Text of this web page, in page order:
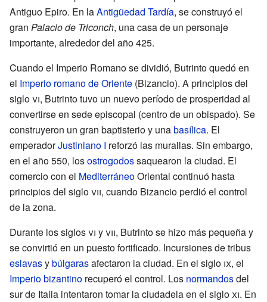
Antiguo Epiro. En laAntigüedad Tardía, se construyó el
gran Palacio de Triconch, una casa de un personaje
importante, alrededor del año 425.
Cuando el Imperio Romano se dividió, Butrinto quedó en
el Imperio romano de Oriente (Bizancio). A principios del
siglovi, Butrinto tuvo un nuevo período de prosperidad al
convertirse en sede episcopal (centro de un obispado). Se
construyeron un gran baptisterio y unabasílica. El
emperadorJustiniano I reforzó las murallas. Sin embargo,
en el año 550, losostrogodossaquearon la ciudad. El
comercio con el MediterráneoOriental continuó hasta
principios del siglovii, cuando Bizancio perdió el control
de la zona.
Durante los siglosvi yvii, Butrinto se hizo más pequeña y
se convirtió en un puesto fortificado. Incursiones de tribus
eslavasybúlgarasafectaron la ciudad. En el siglo ix, el
Imperio bizantino recuperó el control. Los normandosdel
sur de Italia intentaron tomar la ciudadela en el sigloxi. En